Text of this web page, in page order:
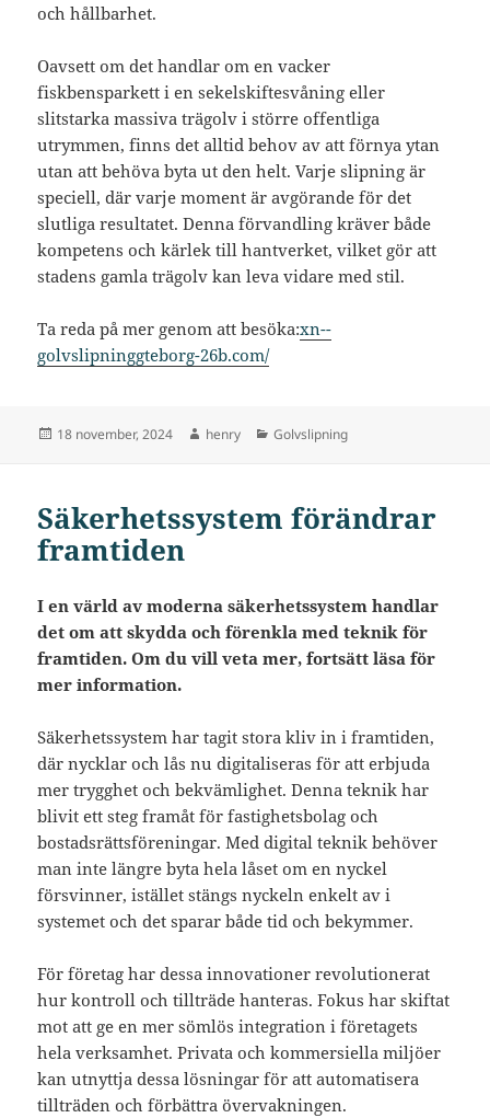
och hållbarhet.
Oavsett om det handlar om en vacker
fiskbensparkett i en sekelskiftesvåning eller
slitstarka massiva trägolv i större offentliga
utrymmen, finns det alltid behov av att förnya ytan
utan att behöva byta ut den helt. Varje slipning är
speciell, där varje moment är avgörande för det
slutliga resultatet. Denna förvandling kräver både
kompetens och kärlek till hantverket, vilket gör att
stadens gamla trägolv kan leva vidare med stil.
Ta reda på mer genom att besöka:xn--
golvslipninggteborg-26b.com/
Postat
18 november, 2024 Författare
henry Kategorier
Golvslipning
Säkerhetssystem förändrar
framtiden
I en värld av moderna säkerhetssystem handlar
det om att skydda och förenkla med teknik för
framtiden. Om du vill veta mer, fortsätt läsa för
mer information.
Säkerhetssystem har tagit stora kliv in i framtiden,
där nycklar och lås nu digitaliseras för att erbjuda
mer trygghet och bekvämlighet. Denna teknik har
blivit ett steg framåt för fastighetsbolag och
bostadsrättsföreningar. Med digital teknik behöver
man inte längre byta hela låset om en nyckel
försvinner, istället stängs nyckeln enkelt av i
systemet och det sparar både tid och bekymmer.
För företag har dessa innovationer revolutionerat
hur kontroll och tillträde hanteras. Fokus har skiftat
mot att ge en mer sömlös integration i företagets
hela verksamhet. Privata och kommersiella miljöer
kan utnyttja dessa lösningar för att automatisera
tillträden och förbättra övervakningen.